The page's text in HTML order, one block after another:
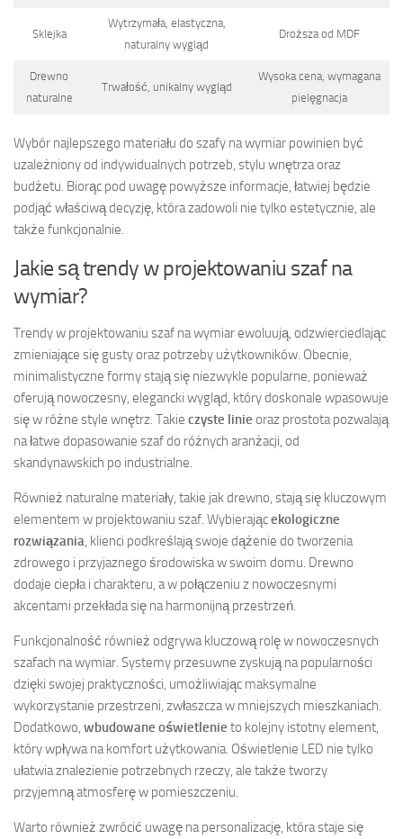
Sklejka
Wytrzymała, elastyczna,
naturalny wygląd
Droższa od MDF
Drewno
naturalne
Trwałość, unikalny wygląd
Wysoka cena, wymagana
pielęgnacja
Wybór najlepszego materiału do szafy na wymiar powinien być
uzależniony od indywidualnych potrzeb, stylu wnętrza oraz
budżetu. Biorąc pod uwagę powyższe informacje, łatwiej będzie
podjąć właściwą decyzję, która zadowoli nie tylko estetycznie, ale
także funkcjonalnie.
Jakie są trendy w projektowaniu szaf na
wymiar?
Trendy w projektowaniu szaf na wymiar ewoluują, odzwierciedlając
zmieniające się gusty oraz potrzeby użytkowników. Obecnie,
minimalistyczne formy stają się niezwykle popularne, ponieważ
oferują nowoczesny, elegancki wygląd, który doskonale wpasowuje
się w różne style wnętrz. Takie czyste linie oraz prostota pozwalają
na łatwe dopasowanie szaf do różnych aranżacji, od
skandynawskich po industrialne.
Również naturalne materiały, takie jak drewno, stają się kluczowym
elementem w projektowaniu szaf. Wybierającekologiczne
rozwiązania, klienci podkreślają swoje dążenie do tworzenia
zdrowego i przyjaznego środowiska w swoim domu. Drewno
dodaje ciepła i charakteru, a w połączeniu z nowoczesnymi
akcentami przekłada się na harmonijną przestrzeń.
Funkcjonalność również odgrywa kluczową rolę w nowoczesnych
szafach na wymiar. Systemy przesuwne zyskują na popularności
dzięki swojej praktyczności, umożliwiając maksymalne
wykorzystanie przestrzeni, zwłaszcza w mniejszych mieszkaniach.
Dodatkowo, wbudowane oświetlenie to kolejny istotny element,
który wpływa na komfort użytkowania. Oświetlenie LED nie tylko
ułatwia znalezienie potrzebnych rzeczy, ale także tworzy
przyjemną atmosferę w pomieszczeniu.
Warto również zwrócić uwagę na personalizację, która staje się